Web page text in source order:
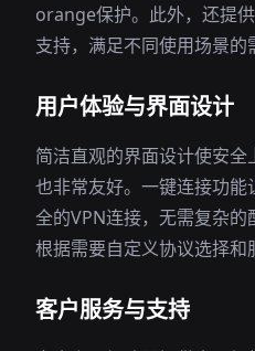
orange保护。此外，还提
支持，满足不同使用场景的
用户体验与界面设计
简洁直观的界面设计使安
也非常友好。一键连接功
全的VPN连接，无需复杂
根据需要自定义协议选择和
客户服务与支持